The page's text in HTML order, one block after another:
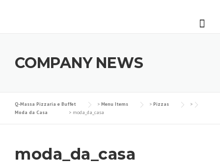
COMPANY NEWS
Q-Massa Pizzaria e Buffet > Menu Items > Pizzas
>
Moda da Casa
> moda_da_casa
moda_da_casa